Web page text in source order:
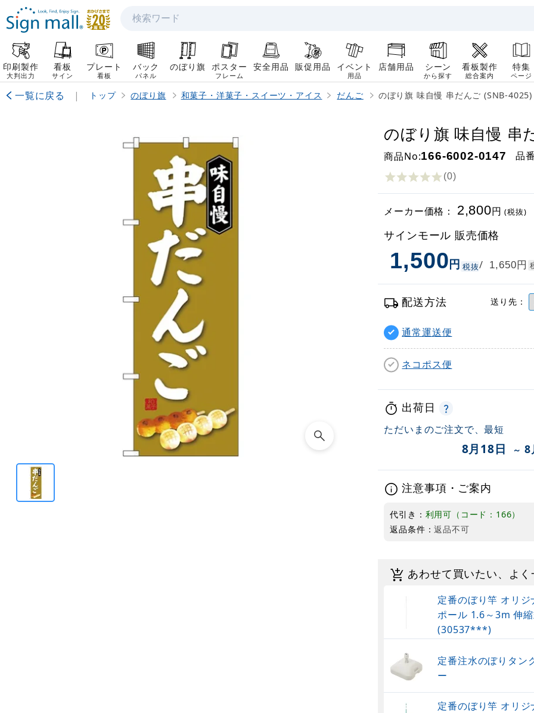
検索
印刷製作
大判出力
看板
サイン
プレート
看板
バック
パネル
のぼり旗 ポスター
フレーム
安全用品 販促用品 イベント
用品
店舗用品 シーン
から探す
看板製作
総合案内
特集
ページ
一覧に戻る | トップ のぼり旗 和菓子・洋菓子・スイーツ・アイス だんご のぼり旗 味自慢 串だんご (SNB-4025)
のぼり旗 味自慢 串
商品No:166-6002-0147 品
(0)
メーカー価格： 2,800円(税抜)
サインモール 販売価格
1,500円 税抜/ 1,650円
配送方法 送り先：
通常運送便
ネコポス便
出荷日
ただいまのご注文で、最短
8月18日 ～ 8
注意事項・ご案内
代引き： 利用可（コード：166）
返品条件：返品不可
あわせて買いたい、よ
定番のぼり竿 オリジ
ポール 1.6～3m 伸縮
(30537***)
定番注水のぼりタン
ー
定番のぼり竿 オリジ